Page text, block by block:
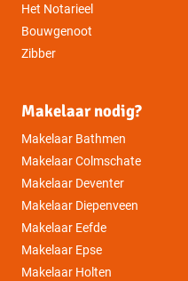
Het Notarieel
Bouwgenoot
Zibber
Makelaar nodig?
Makelaar Bathmen
Makelaar Colmschate
Makelaar Deventer
Makelaar Diepenveen
Makelaar Eefde
Makelaar Epse
Makelaar Holten